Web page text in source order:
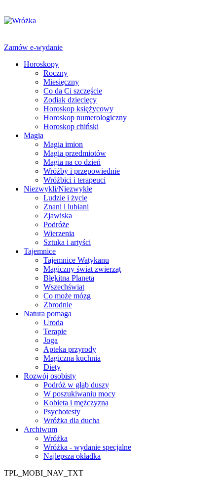
Zamów e-wydanie
Horoskopy
Roczny
Miesięczny
Co da Ci szczęście
Zodiak dziecięcy
Horoskop księżycowy
Horoskop numerologiczny
Horoskop chiński
Magia
Magia imion
Magia przedmiotów
Magia na co dzień
Wróżby i przepowiednie
Wróżbici i terapeuci
Niezwykli/Niezwykłe
Ludzie i życie
Znani i lubiani
Zjawiska
Podróże
Wierzenia
Sztuka i artyści
Tajemnice
Tajemnice Watykanu
Magiczny świat zwierząt
Błękitna Planeta
Wszechświat
Co może mózg
Zbrodnie
Natura pomaga
Uroda
Terapie
Joga
Apteka przyrody
Magiczna kuchnia
Diety
Rozwój osobisty
Podróż w głąb duszy
W poszukiwaniu mocy
Kobieta i mężczyzna
Psychotesty
Wróżka dla ducha
Archiwum
Wróżka
Wróżka - wydanie specjalne
Najlepsza okładka
TPL_MOBI_NAV_TXT